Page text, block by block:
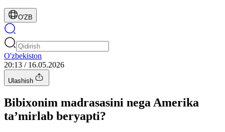
O'ZB
O'zbekiston
20:13 / 16.05.2026
Ulashish
Bibixonim madrasasini nega Amerika
ta’mirlab beryapti?